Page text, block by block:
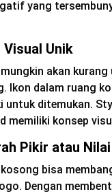
yang
Unik
akan kurang
Ikon dalam ruang
untuk ditemukan.
memiliki konsep
Pikir atau
bisa
Dengan